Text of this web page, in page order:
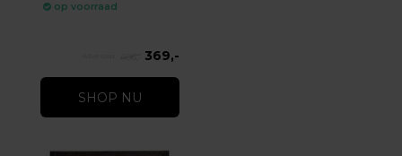
op voorraad
369,-
SHOP NU